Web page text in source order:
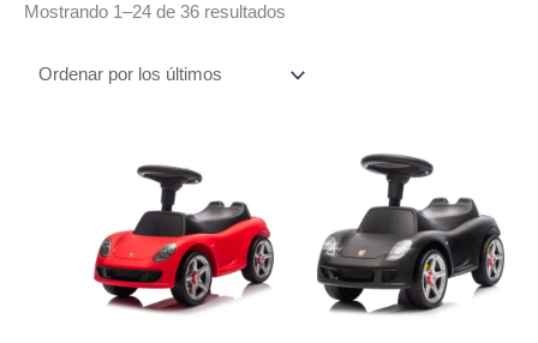
Mostrando 1–24 de 36 resultados